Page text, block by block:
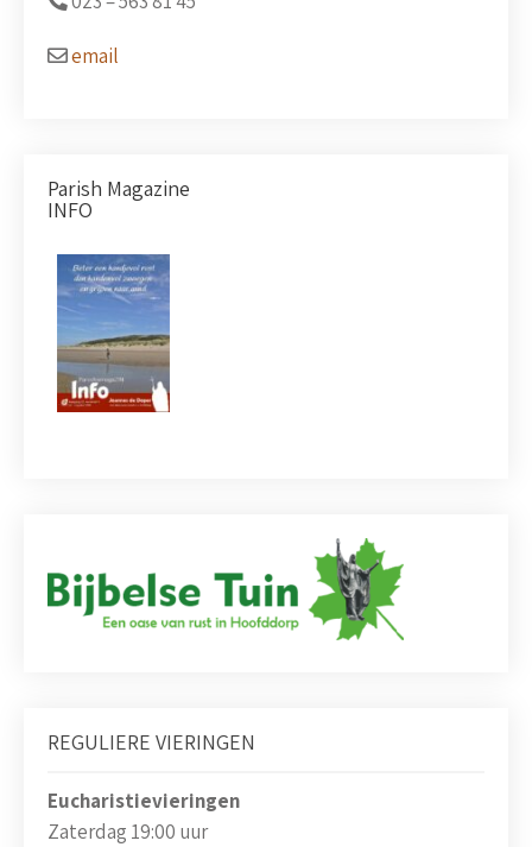
email
Parish Magazine
INFO
REGULIERE VIERINGEN
Eucharistievieringen
Zaterdag 19:00 uur